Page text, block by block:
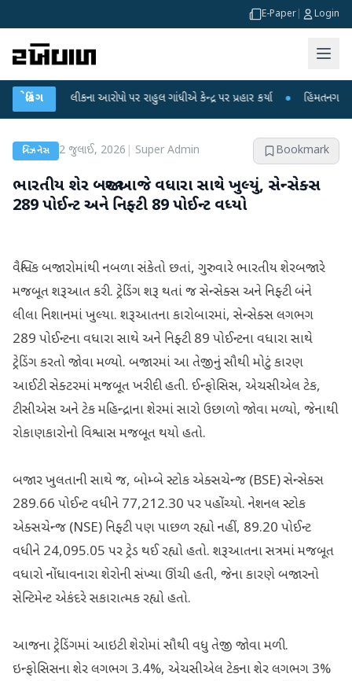
E-Paper Login
બ્રેકિંગ
લીકના આરોપો પર રાહુલ ગાંધીએ કેન્દ્ર પર પ્રહાર કર્યા ● હિંમતનગરમાં
બિઝનેસ 2 જુલાઈ, 2026 Super Admin Bookmark
ભારતીય શેર બજાર આજે વધારા સાથે ખુલ્યું, સેન્સેક્સ
289 પોઈન્ટ અને નિફ્ટી 89 પોઈન્ટ વધ્યો
વૈશ્વિક બજારોમાંથી નબળા સંકેતો છતાં, ગુરુવારે ભારતીય શેરબજારે
મજબૂત શરૂઆત કરી. ટ્રેડિંગ શરૂ થતાં જ સેન્સેક્સ અને નિફ્ટી બંને
લીલા નિશાનમાં ખુલ્યા. શરૂઆતના કારોબારમાં, સેન્સેક્સ લગભગ
289 પોઈન્ટના વધારા સાથે અને નિફ્ટી 89 પોઈન્ટના વધારા સાથે
ટ્રેડિંગ કરતો જોવા મળ્યો. બજારમાં આ તેજીનું સૌથી મોટું કારણ
આઈટી સેક્ટરમાં મજબૂત ખરીદી હતી. ઈન્ફોસિસ, એચસીએલ ટેક,
ટીસીએસ અને ટેક મહિન્દ્રાના શેરમાં સારો ઉછાળો જોવા મળ્યો, જેનાથી
રોકાણકારોનો વિશ્વાસ મજબૂત થયો હતો.
બજાર ખુલતાની સાથે જ, બોમ્બે સ્ટોક એક્સચેન્જ (BSE) સેન્સેક્સ
289.66 પોઈન્ટ વધીને 77,212.30 પર પહોંચ્યો. નેશનલ સ્ટોક
એક્સચેન્જ (NSE) નિફ્ટી પણ પાછળ રહ્યો નહીં, 89.20 પોઈન્ટ
વધીને 24,095.05 પર ટ્રેડ થઈ રહ્યો હતો. શરૂઆતના સત્રમાં મજબૂત
વધારો નોંધાવનારા શેરોની સંખ્યા ઊંચી હતી, જેના કારણે બજારનો
સેન્ટિમેન્ટ એકંદરે સકારાત્મક રહ્યો હતો.
આજના ટ્રેડિંગમાં આઇટી શેરોમાં સૌથી વધુ તેજી જોવા મળી.
ઇન્ફોસિસના શેર લગભગ 3.4%, એચસીએલ ટેકના શેર લગભગ 3%